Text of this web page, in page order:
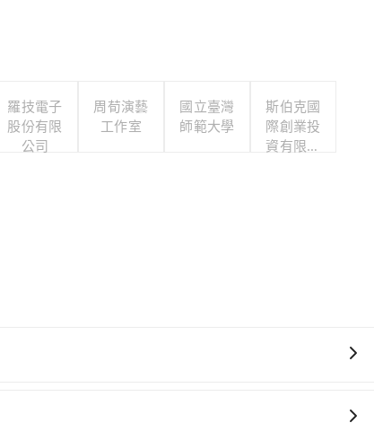
羅技電子
股份有限
公司
周荀演藝
工作室
國立臺灣
師範大學
斯伯克國
際創業投
資有限公
園義交計程車、菓林計程車、大園多元化計程車聯合車